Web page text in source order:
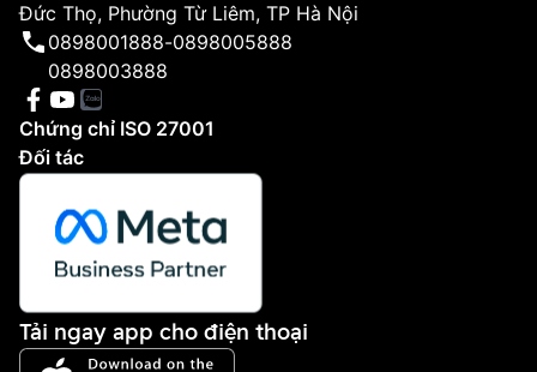
Đức Thọ, Phường Từ Liêm, TP Hà Nội
0898001888-0898005888
0898003888
Chứng chỉ ISO 27001
Đối tác
Tải ngay app cho điện thoại